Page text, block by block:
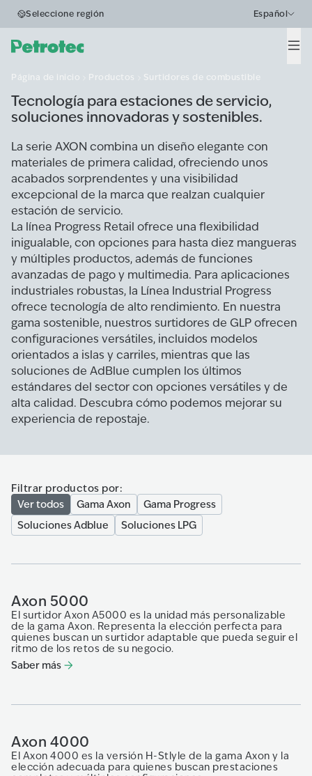
Seleccione región Español
Página de inicio Productos Surtidores de combustible
combustible
Tecnología para estaciones de servicio,
soluciones innovadoras y sostenibles.
La serie AXON combina un diseño elegante con
materiales de primera calidad, ofreciendo unos
acabados sorprendentes y una visibilidad
excepcional de la marca que realzan cualquier
estación de servicio.
La línea Progress Retail ofrece una flexibilidad
inigualable, con opciones para hasta diez mangueras
y múltiples productos, además de funciones
avanzadas de pago y multimedia. Para aplicaciones
industriales robustas, la Línea Industrial Progress
ofrece tecnología de alto rendimiento. En nuestra
gama sostenible, nuestros surtidores de GLP ofrecen
configuraciones versátiles, incluidos modelos
orientados a islas y carriles, mientras que las
soluciones de AdBlue cumplen los últimos
estándares del sector con opciones versátiles y de
alta calidad. Descubra cómo podemos mejorar su
experiencia de repostaje.
Filtrar productos por:
Ver todos
Gama Axon
Gama Progress
Soluciones Adblue
Soluciones LPG
Axon 5000
El surtidor Axon A5000 es la unidad más personalizable
de la gama Axon. Representa la elección perfecta para
quienes buscan un surtidor adaptable que pueda seguir el
ritmo de los retos de su negocio.
Saber más
Axon 4000
El Axon 4000 es la versión H-Stlyle de la gama Axon y la
elección adecuada para quienes buscan prestaciones